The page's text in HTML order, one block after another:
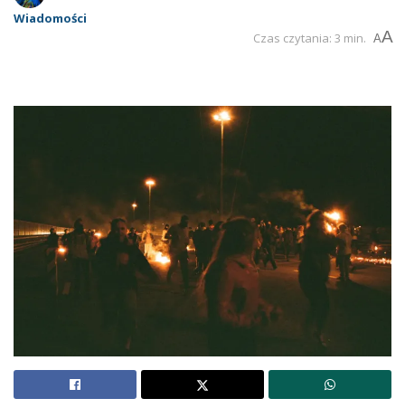
Wiadomości
Czas czytania: 3 min. AA